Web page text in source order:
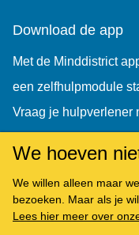
We hoeven
We willen alleen maar
bezoeken. Maar als je
Lees hier meer over
Download de app
Met de Minddistrict
een zelfhulpmodule
Vraag je hulpverlener